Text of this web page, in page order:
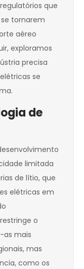
que
tornarem
aéreo
exploramos
precisa
se
de
limitada
de lítio, que
elétricas em
o
as mais
mas
como os